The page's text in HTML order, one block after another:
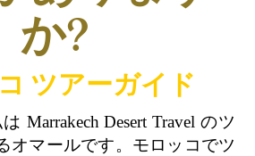
か?
ツアーガイド
Marrakech Desert Travel のツ
オマールです。モロッコでツ